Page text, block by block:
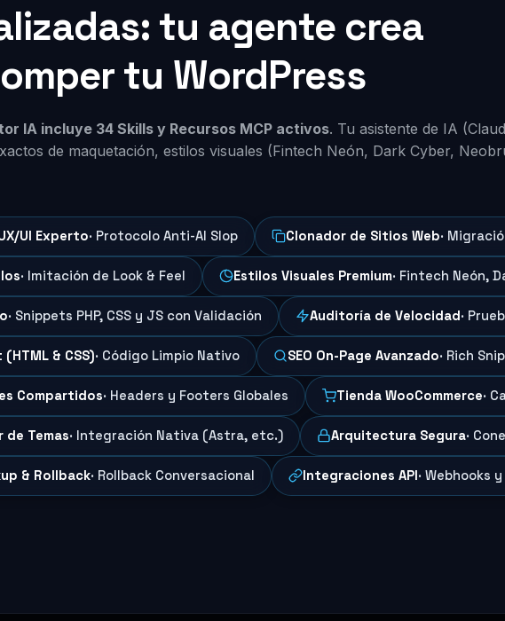
tu agente crea
tu WordPress
IA incluye 34 Skills y Recursos MCP activos. Tu asistente de IA
de maquetación, estilos visuales (Fintech Neón, Dark Cyber,
UI Experto· Protocolo Anti-AI Slop Clonador de Sitios Web·
· Imitación de Look & Feel Estilos Visuales Premium· Fintech Neón,
· Snippets PHP, CSS y JS con Validación Auditoría de Velocidad·
& CSS)· Código Limpio Nativo SEO On-Page Avanzado· Rich
Compartidos· Headers y Footers Globales Tienda WooCommerce·
Temas· Integración Nativa (Astra, etc.) Arquitectura Segura·
& Rollback· Rollback Conversacional Integraciones API· Webhooks